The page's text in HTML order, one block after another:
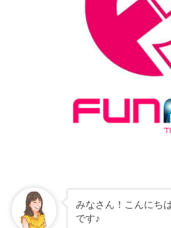
みなさん！こんにち
です♪